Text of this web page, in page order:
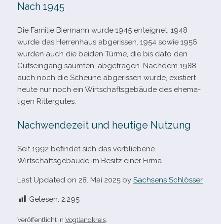
Nach 1945
Die Familie Biermann wurde 1945 ent­eig­net. 1948
wurde das Herrenhaus abge­ris­sen. 1954 sowie 1956
wur­den auch die bei­den Türme, die bis dato den
Gutseingang säum­ten, abge­tra­gen. Nachdem 1988
auch noch die Scheune abge­ris­sen wurde, exis­tiert
heute nur noch ein Wirtschaftsgebäude des ehe­ma­
li­gen Rittergutes.
Nachwendezeit und heutige Nutzung
Seit 1992 befin­det sich das ver­blie­bene
Wirtschaftsgebäude im Besitz einer Firma.
Last Updated on 28. Mai 2025 by Sachsens Schlösser
Gelesen: 2.295
Veröffentlicht in Vogtlandkreis